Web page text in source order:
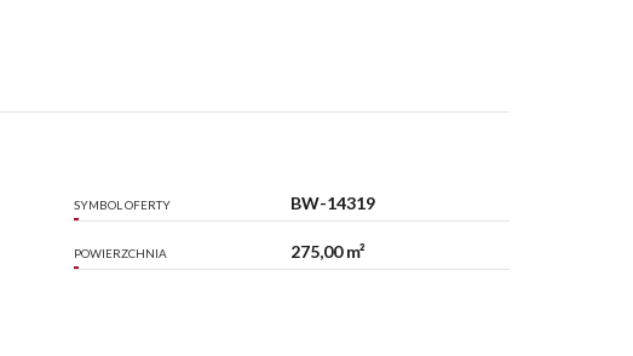
SYMBOL OFERTY BW-14319
POWIERZCHNIA 275,00 m²